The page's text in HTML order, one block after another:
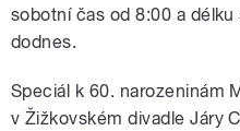
sobotní čas od 8:00 a
dodnes.
Speciál k 60. narozeninám
v Žižkovském divadle Járy